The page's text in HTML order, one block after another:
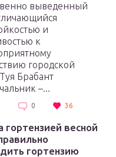
выведенный
и
к
городской
Брабант
–...
0 36
гортензией весной
гортензию